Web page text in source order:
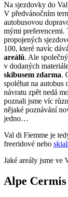
Na sjezdovky do
V předvánočním
autobusovou
mými preferencemi.
propojených
100, které navíc
areálů. Ale
v dodaných
skibusem zdarma.
spoléhat na autobus
návratu zpět nedá
poznali jsme víc
nějaké poznávání
jedno…
Val di Fiemme je
freeridové nebo
Jaké areály jsme ve
Alpe Cermis